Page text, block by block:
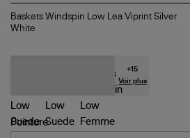
Baskets
Windspin
Baskets Windspin Low Lea Viprint Silver
White
+15
Voir plus
Pointure